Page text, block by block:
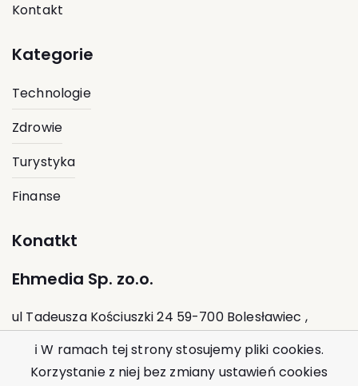
Kontakt
Kategorie
Technologie
Zdrowie
Turystyka
Finanse
Konatkt
Ehmedia Sp. zo.o.
ul Tadeusza Kościuszki 24 59-700 Bolesławiec ,
kontakt@ehmedia.pl
ℹ W ramach tej strony stosujemy pliki cookies.
Korzystanie z niej bez zmiany ustawień cookies